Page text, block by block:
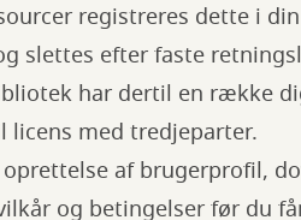
registreres dette i
slettes efter faste
har dertil en række
licens med tredjeparter.
af brugerprofil,
og betingelser før du